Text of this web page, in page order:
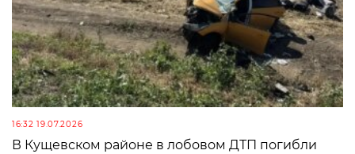
16:32 19.07.2026
В Кущевском районе в лобовом ДТП погибли